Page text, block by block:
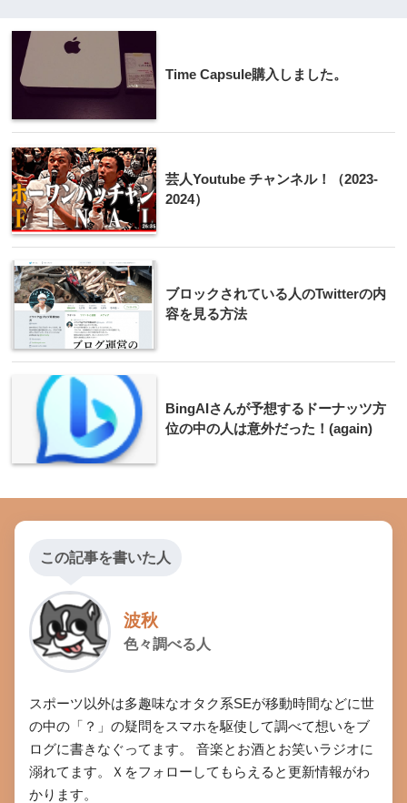
Time Capsule購入しました。
芸人Youtube チャンネル！（2023-
2024）
ブロックされている人のTwitterの内
容を見る方法
BingAIさんが予想するドーナッツ方
位の中の人は意外だった！(again)
この記事を書いた人
波秋
色々調べる人
スポーツ以外は多趣味なオタク系SEが移動時間などに世
の中の「？」の疑問をスマホを駆使して調べて想いをブ
ログに書きなぐってます。 音楽とお酒とお笑いラジオに
溺れてます。Ｘをフォローしてもらえると更新情報がわ
かります。